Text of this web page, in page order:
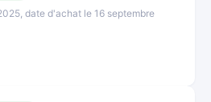
date d'achat le 16 septembre